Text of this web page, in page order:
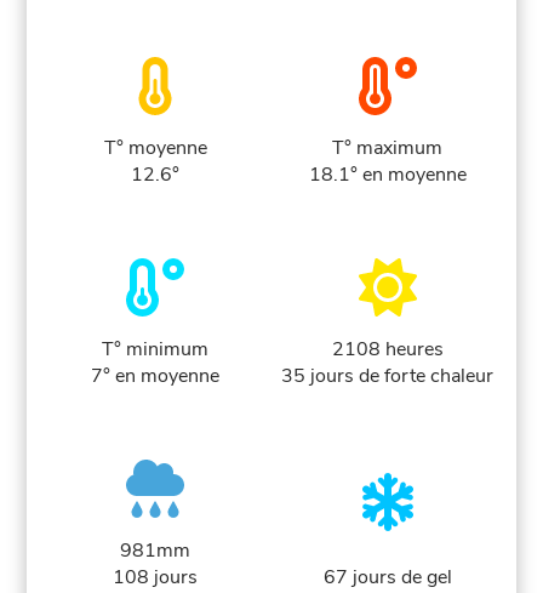
T° moyenne
12.6°
T° maximum
18.1° en moyenne
T° minimum
7° en moyenne
2108 heures
35 jours de forte chaleur
981mm
108 jours
67 jours de gel